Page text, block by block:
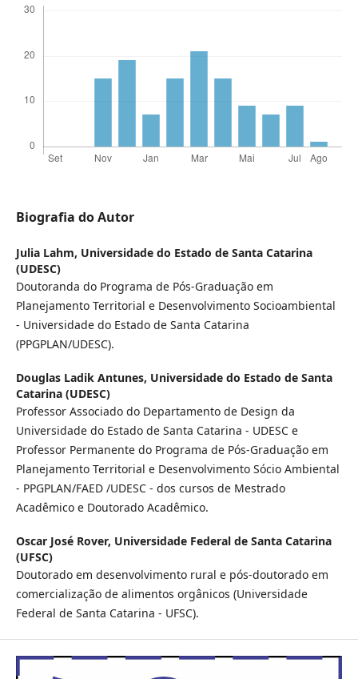
Biografia do Autor
Julia Lahm, Universidade do Estado de Santa Catarina
(UDESC)
Doutoranda do Programa de Pós-Graduação em
Planejamento Territorial e Desenvolvimento Socioambiental
- Universidade do Estado de Santa Catarina
(PPGPLAN/UDESC).
Douglas Ladik Antunes, Universidade do Estado de Santa
Catarina (UDESC)
Professor Associado do Departamento de Design da
Universidade do Estado de Santa Catarina - UDESC e
Professor Permanente do Programa de Pós-Graduação em
Planejamento Territorial e Desenvolvimento Sócio Ambiental
- PPGPLAN/FAED /UDESC - dos cursos de Mestrado
Acadêmico e Doutorado Acadêmico.
Oscar José Rover, Universidade Federal de Santa Catarina
(UFSC)
Doutorado em desenvolvimento rural e pós-doutorado em
comercialização de alimentos orgânicos (Universidade
Federal de Santa Catarina - UFSC).